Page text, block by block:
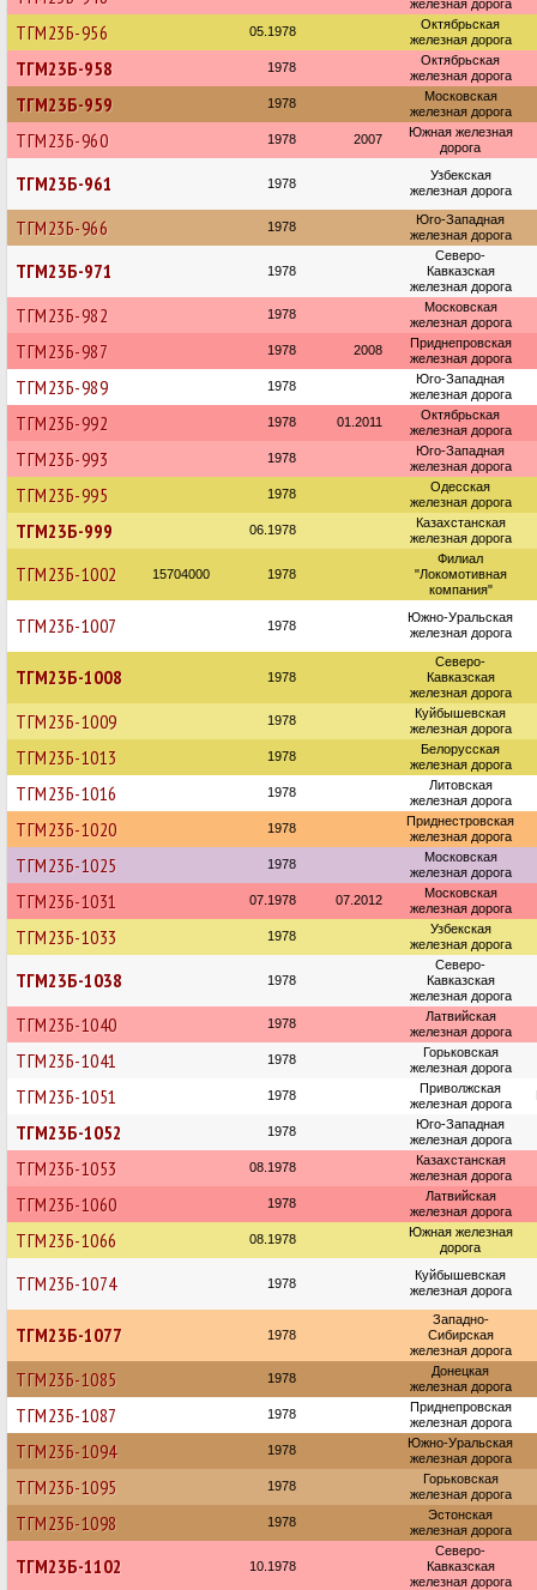
железная дорога
ТГМ23Б-956 05.1978
Октябрьская
железная дорога
ТГМ23Б-958 1978
Октябрьская
железная дорога
ТГМ23Б-959 1978
Московская
железная дорога
ТГМ23Б-960 1978 2007
Южная железная
дорога
ТГМ23Б-961 1978
Узбекская
железная дорога
ТГМ23Б-966 1978
Юго-Западная
железная дорога
ТГМ23Б-971 1978
Северо-
Кавказская
железная дорога
ТГМ23Б-982 1978
Московская
железная дорога
ТГМ23Б-987 1978 2008
Приднепровская
железная дорога
ТГМ23Б-989 1978
Юго-Западная
железная дорога
ТГМ23Б-992 1978 01.2011
Октябрьская
железная дорога
ТГМ23Б-993 1978
Юго-Западная
железная дорога
ТГМ23Б-995 1978
Одесская
железная дорога
ТГМ23Б-999 06.1978
Казахстанская
железная дорога
ТГМ23Б-1002 15704000 1978
Филиал
"Локомотивная
компания"
ТГМ23Б-1007 1978
Южно-Уральская
железная дорога
ТГМ23Б-1008 1978
Северо-
Кавказская
железная дорога
ТГМ23Б-1009 1978
Куйбышевская
железная дорога
ТГМ23Б-1013 1978
Белорусская
железная дорога
ТГМ23Б-1016 1978
Литовская
железная дорога
ТГМ23Б-1020 1978
Приднестровская
железная дорога
ТГМ23Б-1025 1978
Московская
железная дорога
ТГМ23Б-1031 07.1978 07.2012
Московская
железная дорога
ТГМ23Б-1033 1978
Узбекская
железная дорога
ТГМ23Б-1038 1978
Северо-
Кавказская
железная дорога
ТГМ23Б-1040 1978
Латвийская
железная дорога
ТГМ23Б-1041 1978
Горьковская
железная дорога
ТГМ23Б-1051 1978
Приволжская
железная дорога
ТГМ23Б-1052 1978
Юго-Западная
железная дорога
ТГМ23Б-1053 08.1978
Казахстанская
железная дорога
ТГМ23Б-1060 1978
Латвийская
железная дорога
ТГМ23Б-1066 08.1978
Южная железная
дорога
ТГМ23Б-1074 1978
Куйбышевская
железная дорога
ТГМ23Б-1077 1978
Западно-
Сибирская
железная дорога
ТГМ23Б-1085 1978
Донецкая
железная дорога
ТГМ23Б-1087 1978
Приднепровская
железная дорога
ТГМ23Б-1094 1978
Южно-Уральская
железная дорога
ТГМ23Б-1095 1978
Горьковская
железная дорога
ТГМ23Б-1098 1978
Эстонская
железная дорога
ТГМ23Б-1102 10.1978
Северо-
Кавказская
железная дорога